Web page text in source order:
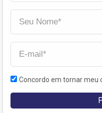
Concordo em tornar meu